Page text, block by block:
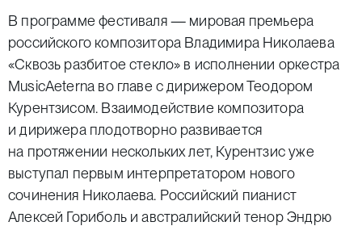
В программе фестиваля — мировая премьера
российского композитора Владимира Николаева
«Сквозь разбитое стекло» в исполнении оркестра
MusicAeterna во главе с дирижером Теодором
Курентзисом. Взаимодействие композитора
и дирижера плодотворно развивается
на протяжении нескольких лет, Курентзис уже
выступал первым интерпретатором нового
сочинения Николаева. Российский пианист
Алексей Гориболь и австралийский тенор Эндрю